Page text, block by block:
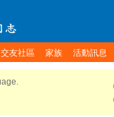
交友社區 家族 活動訊息